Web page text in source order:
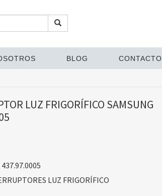
BLOG CONTACTO
LUZ FRIGORÍFICO SAMSUNG
437.97.0005
LUZ FRIGORÍFICO